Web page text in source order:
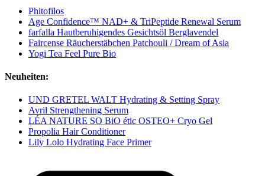
Phitofilos
Age Confidence™ NAD+ & TriPeptide Renewal Serum
farfalla Hautberuhigendes Gesichtsöl Berglavendel
Faircense Räucherstäbchen Patchouli / Dream of Asia
Yogi Tea Feel Pure Bio
Neuheiten:
UND GRETEL WALT Hydrating & Setting Spray
Avril Strengthening Serum
LÉA NATURE SO BiO étic OSTEO+ Cryo Gel
Propolia Hair Conditioner
Lily Lolo Hydrating Face Primer